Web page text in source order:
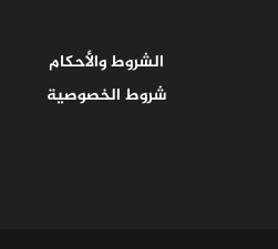
الشروط والأحكام
شروط الخصوصية